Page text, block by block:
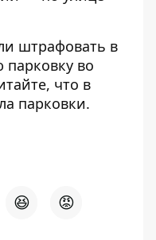
штрафовать в
во
что в
парковки.
😆 😡